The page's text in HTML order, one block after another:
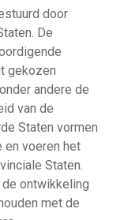
door
De
gekozen
andere de
van de
Staten vormen
en voeren het
Staten.
ontwikkeling
met de